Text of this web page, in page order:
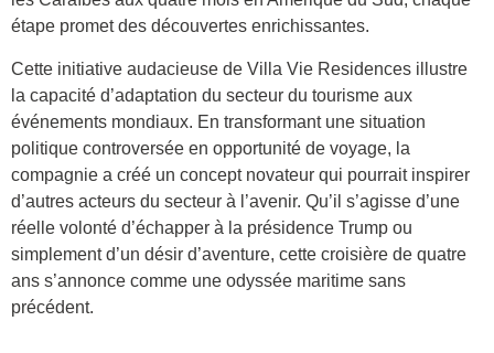
étape promet des découvertes enrichissantes.
Cette initiative audacieuse de Villa Vie Residences illustre
la capacité d’adaptation du secteur du tourisme aux
événements mondiaux. En transformant une situation
politique controversée en opportunité de voyage, la
compagnie a créé un concept novateur qui pourrait inspirer
d’autres acteurs du secteur à l’avenir. Qu’il s’agisse d’une
réelle volonté d’échapper à la présidence Trump ou
simplement d’un désir d’aventure, cette croisière de quatre
ans s’annonce comme une odyssée maritime sans
précédent.